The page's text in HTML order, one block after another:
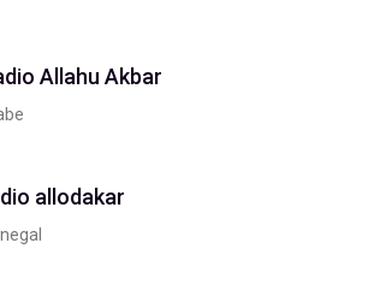
Allahu Akbar
allodakar